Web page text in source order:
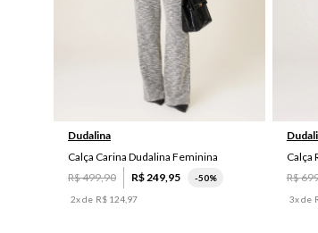
G
Dudalina
Calça Carina Dudalina Feminina
R$499,90 R$ 249 95 -50%
2x de R$ 124 97
R$
3x de